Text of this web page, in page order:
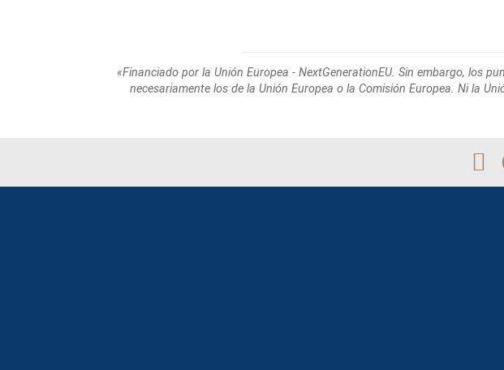
«Financiado por la Unión Europea - NextGenerationEU. Sin embargo, los
necesariamente los de la Unión Europea o la Comisión Europea. Ni la